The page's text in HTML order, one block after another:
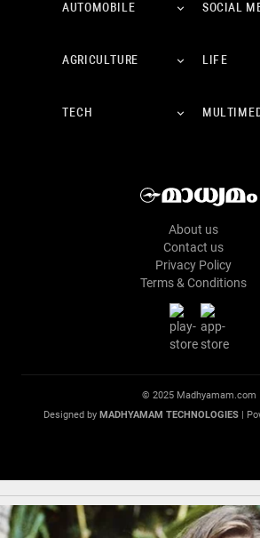
AUTOMOBILE SOCIAL
AGRICULTURE LIFE
TECH
About us
Contact us
Privacy Policy
Terms & Conditions
© 2025 Madhyamam.com
Designed by MADHYAMAM TECHNOLOGIES |